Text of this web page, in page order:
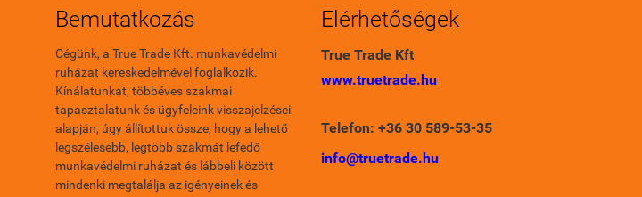
Bemutatkozás
Cégünk, a True Trade Kft. munkavédelmi
ruházat kereskedelmével foglalkozik.
Kínálatunkat, többéves szakmai
tapasztalatunk és ügyfeleink visszajelzései
alapján, úgy állítottuk össze, hogy a lehető
legszélesebb, legtöbb szakmát lefedő
munkavédelmi ruházat és lábbeli között
mindenki megtalálja az igényeinek és
Elérhetőségek
True Trade Kft
www.truetrade.hu
Telefon: +36 30 589-53-35
info@truetrade.hu